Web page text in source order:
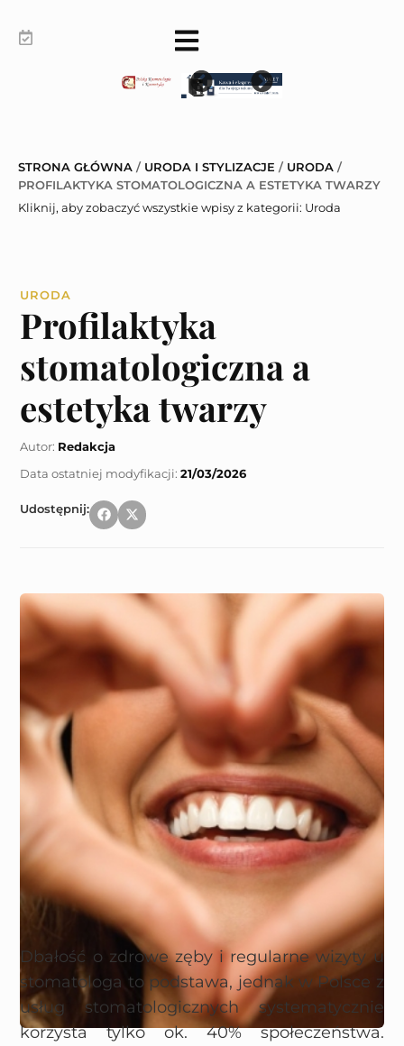
STRONA GŁÓWNA / URODA I STYLIZACJE / URODA /
PROFILAKTYKA STOMATOLOGICZNA A ESTETYKA TWARZY
Kliknij, aby zobaczyć wszystkie wpisy z kategorii: Uroda
URODA
Profilaktyka
stomatologiczna a
estetyka twarzy
Autor: Redakcja
21/03/2026
Udostępnij:
Dbałość o zdrowe zęby i regularne wizyty u
stomatologa to podstawa, jednak w Polsce z
usług stomatologicznych systematycznie
korzysta tylko ok. 40% społeczeństwa.